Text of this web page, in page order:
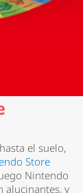
el suelo,
Store
Nintendo
alucinantes, y